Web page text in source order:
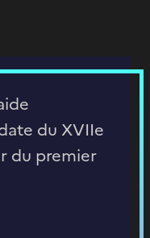
du XVIIe
du premier